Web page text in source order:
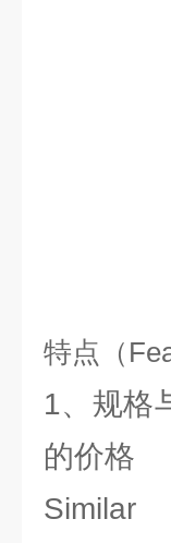
特点（
1、规格
的价格